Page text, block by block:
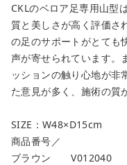
CKLのベロア足専用山型
質と美しさが高く評価さ
の足のサポートがとても
声が寄せられています。
ッションの触り心地が非
た意見が多く、施術の質
SIZE：W48×D15cm
商品番号／
ブラウン V012040